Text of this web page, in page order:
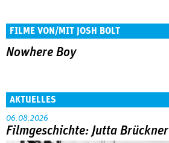
FILME VON/MIT JOSH BOLT
Nowhere Boy
AKTUELLES
06.08.2026
Filmgeschichte: Jutta Brückner